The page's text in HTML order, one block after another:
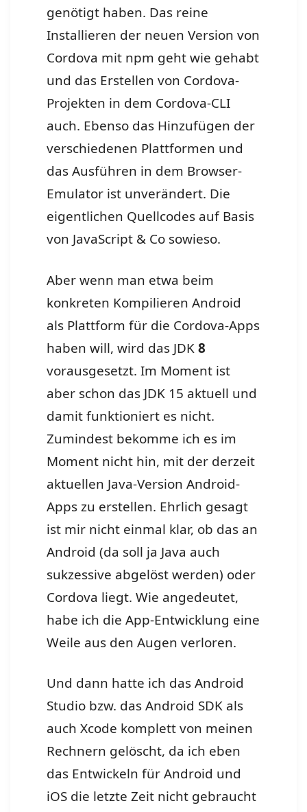
genötigt haben. Das reine
Installieren der neuen Version von
Cordova mit npm geht wie gehabt
und das Erstellen von Cordova-
Projekten in dem Cordova-CLI
auch. Ebenso das Hinzufügen der
verschiedenen Plattformen und
das Ausführen in dem Browser-
Emulator ist unverändert. Die
eigentlichen Quellcodes auf Basis
von JavaScript & Co sowieso.
Aber wenn man etwa beim
konkreten Kompilieren Android
als Plattform für die Cordova-Apps
haben will, wird das JDK8
vorausgesetzt. Im Moment ist
aber schon das JDK 15 aktuell und
damit funktioniert es nicht.
Zumindest bekomme ich es im
Moment nicht hin, mit der derzeit
aktuellen Java-Version Android-
Apps zu erstellen. Ehrlich gesagt
ist mir nicht einmal klar, ob das an
Android (da soll ja Java auch
sukzessive abgelöst werden) oder
Cordova liegt. Wie angedeutet,
habe ich die App-Entwicklung eine
Weile aus den Augen verloren.
Und dann hatte ich das Android
Studio bzw. das Android SDK als
auch Xcode komplett von meinen
Rechnern gelöscht, da ich eben
das Entwickeln für Android und
iOS die letzte Zeit nicht gebraucht